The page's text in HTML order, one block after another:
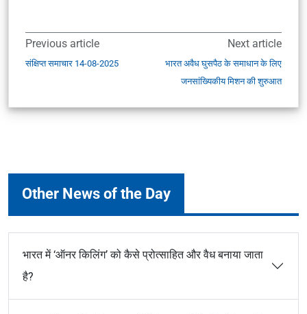
Previous article
संक्षिप्त समाचार 14-08-2025
Next article
भारत अवैध घुसपैठ के समाधान के लिए
जनसांख्यिकीय मिशन की शुरुआत
Other News of the Day
भारत में ‘ऑनर किलिंग’ को कैसे प्रोत्साहित और वैध बनाया जाता
है?